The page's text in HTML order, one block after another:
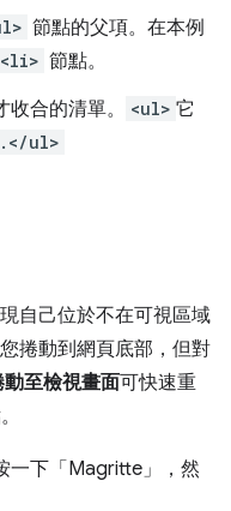
節點的父項。在本例
<li> 節點。
合的清單。 <ul> 它
ul>
自己位於不在可視區域
捲動到網頁底部，但對
動至檢視畫面可快速重
下「Magritte」
，然